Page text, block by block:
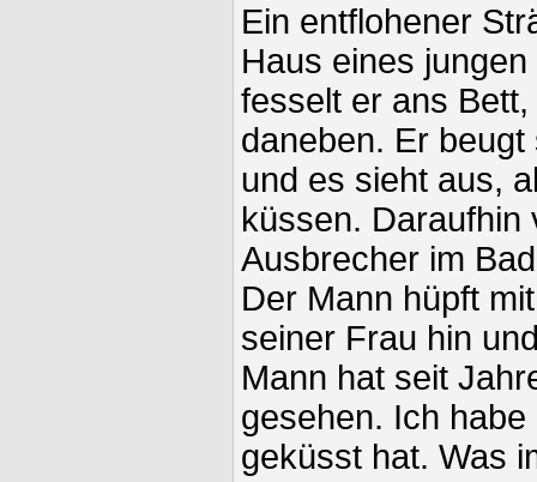
Ein entflohener
Haus eines
fesselt er ans
daneben. Er
und es sieht aus,
küssen. Daraufhin
Ausbrecher im
Der Mann hüpft
seiner Frau hin
Mann hat seit
gesehen. Ich
geküsst hat. Was